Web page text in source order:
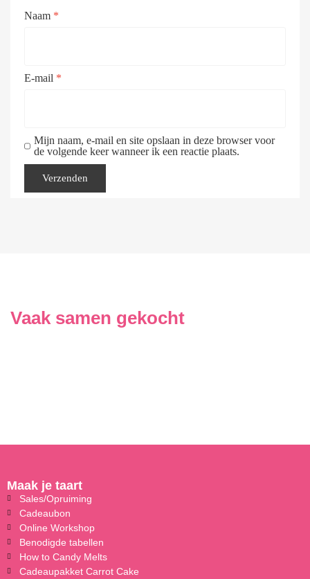
Naam *
E-mail *
Mijn naam, e-mail en site opslaan in deze browser voor
de volgende keer wanneer ik een reactie plaats.
Vaak samen gekocht
Maak je taart
Sales/Opruiming
Cadeaubon
Online Workshop
Benodigde tabellen
How to Candy Melts
Cadeaupakket Carrot Cake